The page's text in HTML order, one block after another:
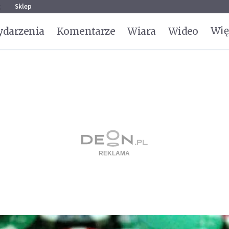
Sklep
Komentarze Wiara Wideo